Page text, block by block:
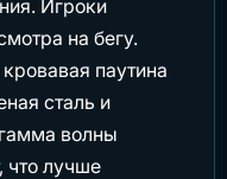
Игроки
на бегу.
паутина
сталь и
волны
что лучше